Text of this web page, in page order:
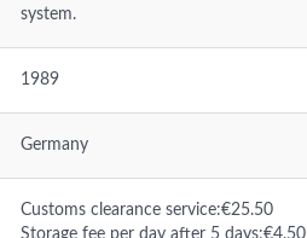
system.
1989
Germany
Customs clearance service:€25.50
Storage fee per day after 5 days:€4.50